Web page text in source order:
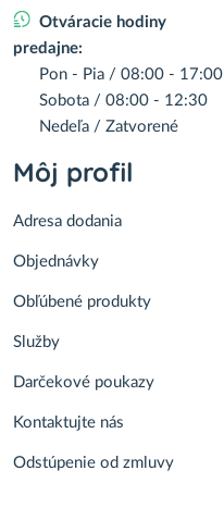
Otváracie hodiny
predajne:
Pon - Pia / 08:00 - 17:00
Sobota / 08:00 - 12:30
Nedeľa / Zatvorené
Môj profil
Adresa dodania
Objednávky
Obľúbené produkty
Služby
Darčekové poukazy
Kontaktujte nás
Odstúpenie od zmluvy